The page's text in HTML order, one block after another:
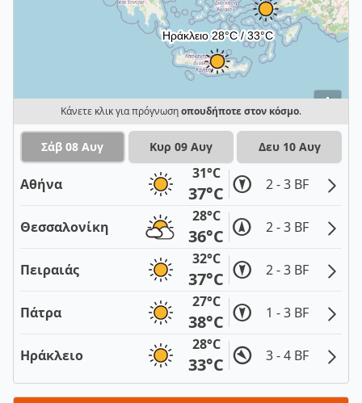
i
Κάνετε κλικ για πρόγνωσηοπουδήποτε στον κόσμο.
Σάβ 08 Αυγ Κυρ 09 Αυγ Δευ 10 Αυγ
Αθήνα
31°C
37°C 2 - 3 BF
Θεσσαλονίκη
28°C
36°C 2 - 3 BF
Πειραιάς
32°C
37°C 2 - 3 BF
Πάτρα
27°C
38°C 1 - 3 BF
Ηράκλειο
28°C
33°C 3 - 4 BF